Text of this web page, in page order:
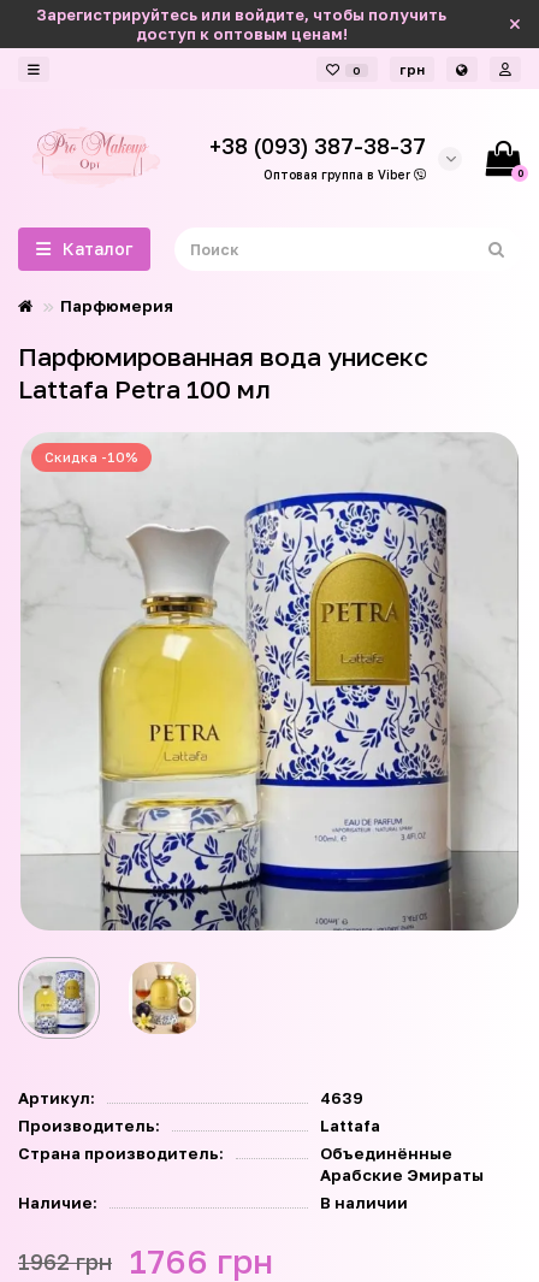
Зарегистрируйтесь или войдите, чтобы получить
доступ к оптовым ценам!
0 грн
+38 (093) 387-38-37
Оптовая группа в Viber 0
Каталог
Парфюмерия
Парфюмированная вода унисекс
Lattafa Petra 100 мл
Скидка -10%
Артикул:
4639
Производитель:
Lattafa
Страна производитель:
Объединённые
Арабские Эмираты
Наличие:
В наличии
1962 грн 1766 грн